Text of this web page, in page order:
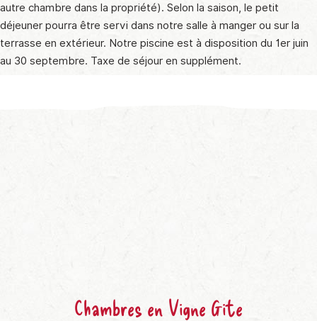
autre chambre dans la propriété). Selon la saison, le petit
déjeuner pourra être servi dans notre salle à manger ou sur la
terrasse en extérieur. Notre piscine est à disposition du 1er juin
au 30 septembre. Taxe de séjour en supplément.
Chambres en Vigne Gite